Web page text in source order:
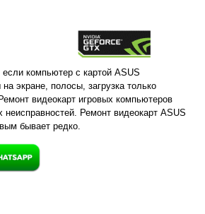
если компьютер с картой ASUS
экране, полосы, загрузка только
видеокарт игровых компьютеров
неисправностей. Ремонт видеокарт ASUS
бывает редко.